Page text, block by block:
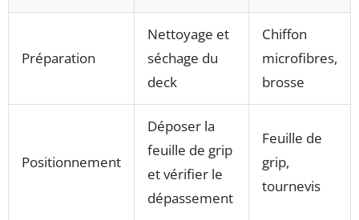
Préparation
Nettoyage et
séchage du
deck
Chiffon
microfibres,
brosse
Positionnement
Déposer la
feuille de grip
et vérifier le
dépassement
Feuille de
grip,
tournevis